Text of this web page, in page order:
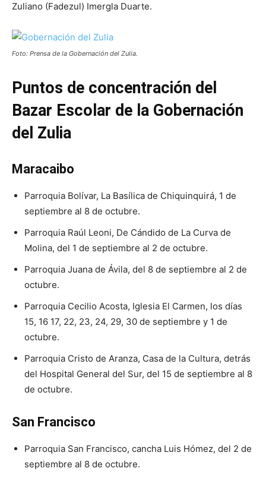
Zuliano (Fadezul) Imergla Duarte.
Foto: Prensa de la Gobernación del Zulia.
Puntos de concentración del
Bazar Escolar de la Gobernación
del Zulia
Maracaibo
Parroquia Bolívar, La Basílica de Chiquinquirá, 1 de
septiembre al 8 de octubre.
Parroquia Raúl Leoni, De Cándido de La Curva de
Molina, del 1 de septiembre al 2 de octubre.
Parroquia Juana de Ávila, del 8 de septiembre al 2 de
octubre.
Parroquia Cecilio Acosta, Iglesia El Carmen, los días
15, 16 17, 22, 23, 24, 29, 30 de septiembre y 1 de
octubre.
Parroquia Cristo de Aranza, Casa de la Cultura, detrás
del Hospital General del Sur, del 15 de septiembre al 8
de octubre.
San Francisco
Parroquia San Francisco, cancha Luis Hómez, del 2 de
septiembre al 8 de octubre.